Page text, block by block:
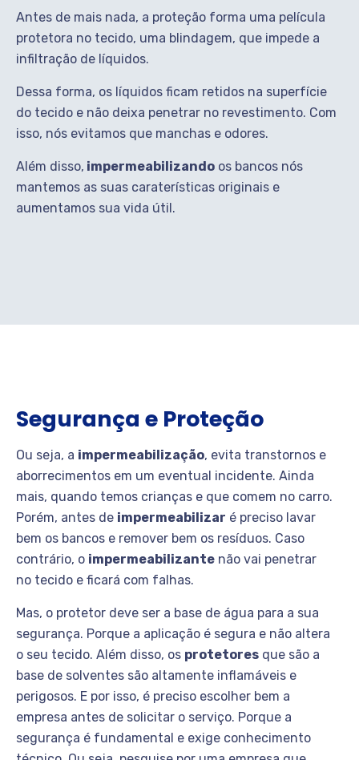
Antes de mais nada, a proteção forma uma película
protetora no tecido, uma blindagem, que impede a
infiltração de líquidos.
Dessa forma, os líquidos ficam retidos na superfície
do tecido e não deixa penetrar no revestimento. Com
isso, nós evitamos que manchas e odores.
Além disso, impermeabilizando os bancos nós
mantemos as suas caraterísticas originais e
aumentamos sua vida útil.
Segurança e Proteção
Ou seja, a impermeabilização, evita transtornos e
aborrecimentos em um eventual incidente. Ainda
mais, quando temos crianças e que comem no carro.
Porém, antes de impermeabilizar é preciso lavar
bem os bancos e remover bem os resíduos. Caso
contrário, o impermeabilizante não vai penetrar
no tecido e ficará com falhas.
Mas, o protetor deve ser a base de água para a sua
segurança. Porque a aplicação é segura e não altera
o seu tecido. Além disso, os protetores que são a
base de solventes são altamente inflamáveis e
perigosos. E por isso, é preciso escolher bem a
empresa antes de solicitar o serviço. Porque a
segurança é fundamental e exige conhecimento